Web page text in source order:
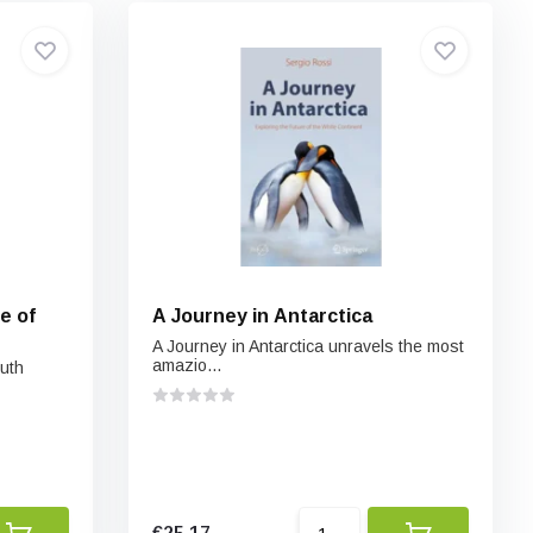
of A Journey in Antarctica
A Journey in Antarctica unravels the most
amazio...